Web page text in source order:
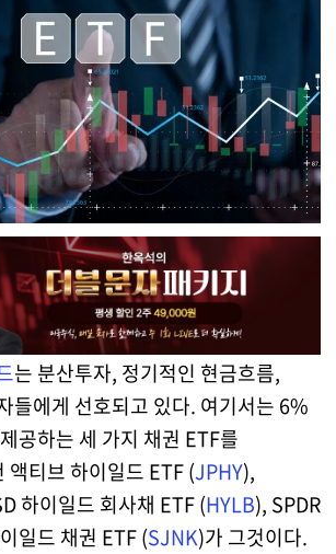
는 분산투자, 정기적인 현금흐름,
들에게 선호되고 있다. 여기서는 6%
공하는 세 가지 채권 ETF를
액티브 하이일드 ETF (JPHY),
하이일드 회사채 ETF (HYLB), SPDR
일드 채권 ETF (SJNK)가 그것이다.